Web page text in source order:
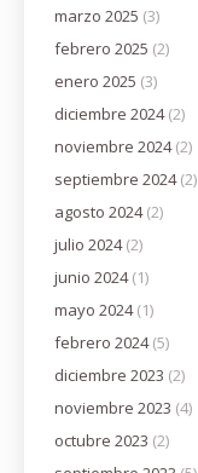
marzo 2025 (3)
febrero 2025 (2)
enero 2025 (3)
diciembre 2024(2)
noviembre 2024(2)
septiembre 2024(2)
agosto 2024(2)
julio 2024(2)
junio 2024(1)
mayo 2024(1)
febrero 2024(5)
diciembre 2023 (2)
noviembre 2023 (4)
octubre 2023 (2)